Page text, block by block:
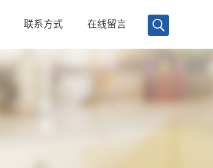
联系方式 在线留言